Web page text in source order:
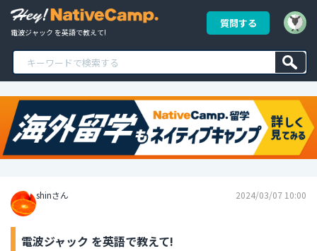
電波ジャック を英語で教えて!
質問する
shinさん 2024/03/07 10:00
電波ジャック を英語で教えて!